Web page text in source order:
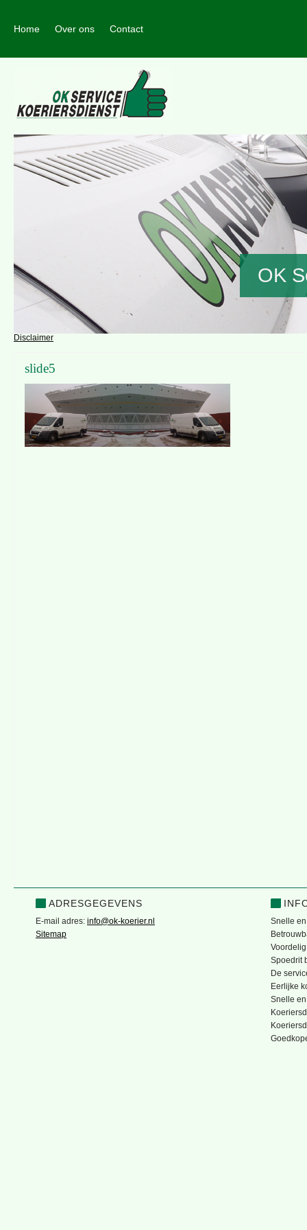
Home Over ons Contact
OK
Disclaimer
slide5
ADRESGEGEVENS
E-mail adres: info@ok-koerier.nl
Sitemap
Snelle
Spoedrit
De
Eerlijke
Snelle